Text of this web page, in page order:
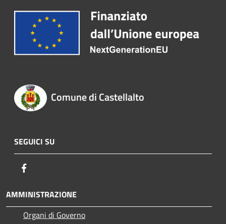
Comune di Castellalto
SEGUICI SU
AMMINISTRAZIONE
Organi di Governo